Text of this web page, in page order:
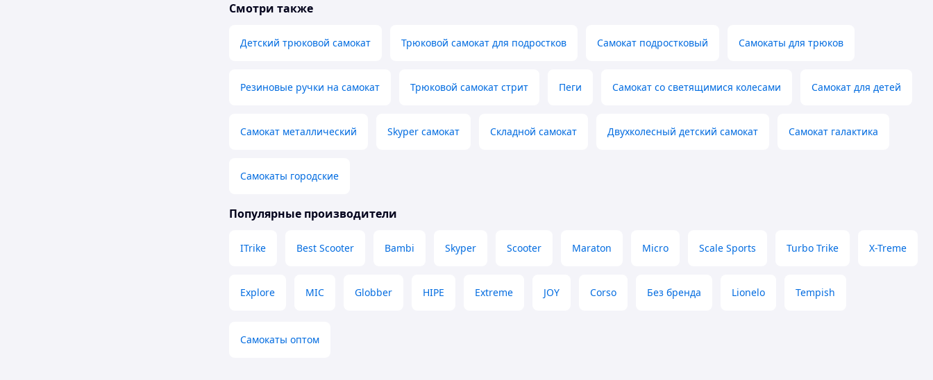
Смотри также
Детский трюковой самокат Трюковой самокат для подростков Самокат подростковый Самокаты для трюков
Резиновые ручки на самокат Трюковой самокат стрит Пеги Самокат со светящимися колесами Самокат для детей
Самокат металлический Skyper самокат Складной самокат Двухколесный детский самокат Самокат галактика
Самокаты городские
Популярные производители
ITrike Best Scooter Bambi Skyper Scooter Maraton Micro Scale Sports Turbo Trike X-Treme
Explore MIC Globber HIPE Extreme JOY Corso Без бренда Lionelo Tempish
Самокаты оптом